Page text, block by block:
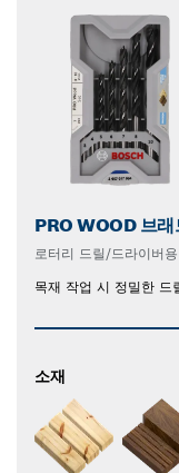
PRO WOOD 브래
로터리 드릴/드라이버용
목재 작업 시 정밀한 드
소재